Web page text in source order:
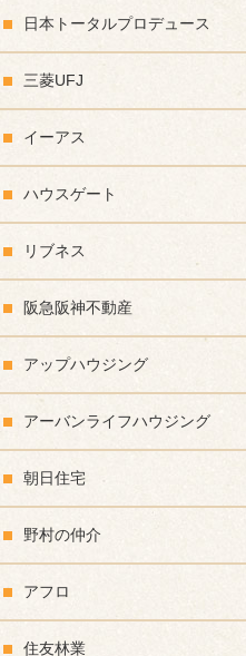
日本トータルプロデュース
三菱UFJ
イーアス
ハウスゲート
リブネス
阪急阪神不動産
アップハウジング
アーバンライフハウジング
朝日住宅
野村の仲介
アフロ
住友林業